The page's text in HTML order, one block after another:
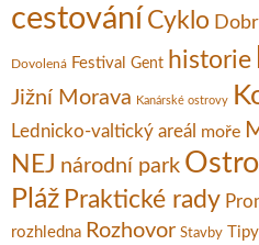
cestování Cyklo
Dovolená Festival Gent historie
Jižní Morava Kanárské ostrovy
Lednicko-valtický areál moře
NEJ národní park
Pláž Praktické rady
rozhledna Rozhovor Stavby